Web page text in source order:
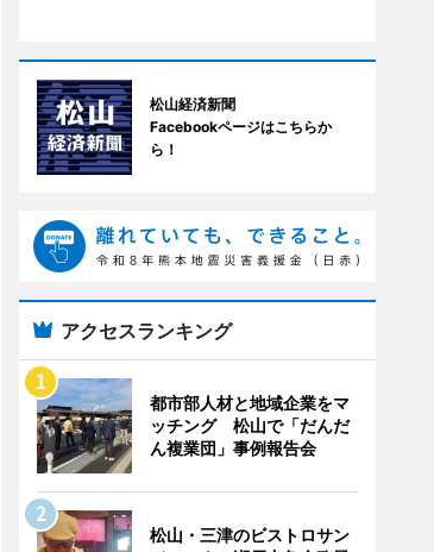
松山経済新聞
Facebookページはこちらか
ら！
アクセスランキング
都市部人材と地域企業をマ
ッチング 松山で「だんだ
ん複業団」事例報告会
松山・三津のビストロサン